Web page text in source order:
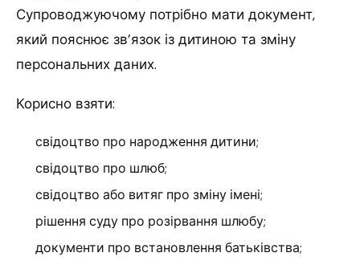
Супроводжуючому потрібно мати документ,
який пояснює зв’язок із дитиною та зміну
персональних даних.
Корисно взяти:
свідоцтво про народження дитини;
свідоцтво про шлюб;
свідоцтво або витяг про зміну імені;
рішення суду про розірвання шлюбу;
документи про встановлення батьківства;